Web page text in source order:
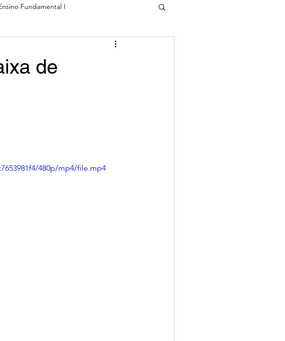
Fundamental I
de
480p/mp4/file.mp4